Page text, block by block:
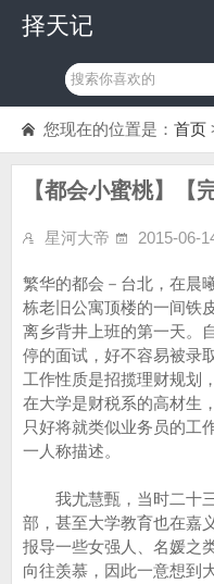
择天记
您现在的位置是： 首页
【都会小蜜桃】【完
星河大帝 2015-06-
繁华的都会－台北，在晨
栋老旧公寓顶楼的一间铁
离乡背井上班的第一天。
停的面试，好不容易被录
工作性质是招揽理财规划
在大学是财税系的高材生
只好将就类似业务员的工
一人称描述。
我尤慧甄，当时二十三
部，甚至大学教育也在嘉
报导一些女强人、名媛之
向往羡慕，因此一意想到